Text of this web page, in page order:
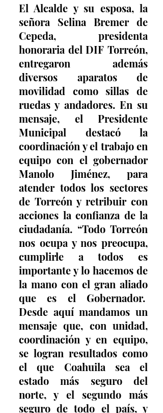
El Alcalde y su esposa, la
señora Selina Bremer de
Cepeda, presidenta
honoraria del DIF Torreón,
entregaron además
diversos aparatos de
movilidad como sillas de
ruedas y andadores. En su
mensaje, el Presidente
Municipal destacó la
coordinación y el trabajo en
equipo con el gobernador
Manolo Jiménez, para
atender todos los sectores
de Torreón y retribuir con
acciones la confianza de la
ciudadanía. “Todo Torreón
nos ocupa y nos preocupa,
cumplirle a todos es
importante y lo hacemos de
la mano con el gran aliado
que es el Gobernador.
Desde aquí mandamos un
mensaje que, con unidad,
coordinación y en equipo,
se logran resultados como
el que Coahuila sea el
estado más seguro del
norte, y el segundo más
seguro de todo el país, y